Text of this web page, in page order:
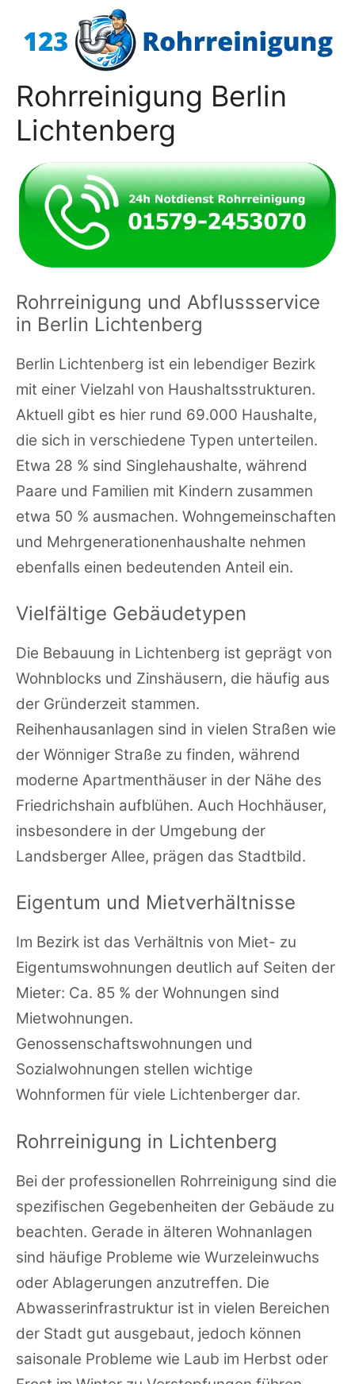
Inhalt
Rohrreinigung Berlin
Lichtenberg
Rohrreinigung und Abflussservice
in Berlin Lichtenberg
Berlin Lichtenberg ist ein lebendiger Bezirk
mit einer Vielzahl von Haushaltsstrukturen.
Aktuell gibt es hier rund 69.000 Haushalte,
die sich in verschiedene Typen unterteilen.
Etwa 28 % sind Singlehaushalte, während
Paare und Familien mit Kindern zusammen
etwa 50 % ausmachen. Wohngemeinschaften
und Mehrgenerationenhaushalte nehmen
ebenfalls einen bedeutenden Anteil ein.
Vielfältige Gebäudetypen
Die Bebauung in Lichtenberg ist geprägt von
Wohnblocks und Zinshäusern, die häufig aus
der Gründerzeit stammen.
Reihenhausanlagen sind in vielen Straßen wie
der Wönniger Straße zu finden, während
moderne Apartmenthäuser in der Nähe des
Friedrichshain aufblühen. Auch Hochhäuser,
insbesondere in der Umgebung der
Landsberger Allee, prägen das Stadtbild.
Eigentum und Mietverhältnisse
Im Bezirk ist das Verhältnis von Miet- zu
Eigentumswohnungen deutlich auf Seiten der
Mieter: Ca. 85 % der Wohnungen sind
Mietwohnungen.
Genossenschaftswohnungen und
Sozialwohnungen stellen wichtige
Wohnformen für viele Lichtenberger dar.
Rohrreinigung in Lichtenberg
Bei der professionellen Rohrreinigung sind die
spezifischen Gegebenheiten der Gebäude zu
beachten. Gerade in älteren Wohnanlagen
sind häufige Probleme wie Wurzeleinwuchs
oder Ablagerungen anzutreffen. Die
Abwasserinfrastruktur ist in vielen Bereichen
der Stadt gut ausgebaut, jedoch können
saisonale Probleme wie Laub im Herbst oder